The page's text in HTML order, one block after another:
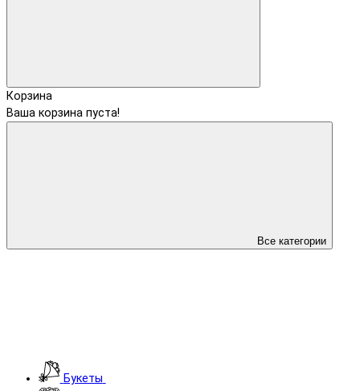
Корзина
Ваша корзина пуста!
Все категории
Букеты